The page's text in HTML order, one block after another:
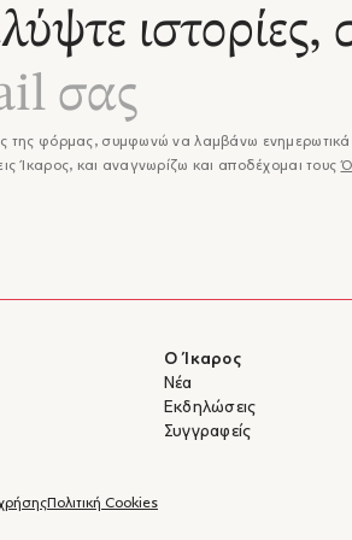
ιστορίες,
της φόρμας, συμφωνώ να λαμβάνω ενημερωτικά
Ίκαρος, και αναγνωρίζω και αποδέχομαι τους
Ο Ίκαρος
Νέα
Εκδηλώσεις
Συγγραφείς
Πολιτική Cookies